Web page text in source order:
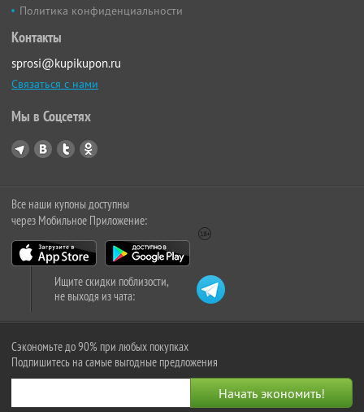
Политика конфиденциальности
Контакты
sprosi@kupikupon.ru
Связаться с нами
Мы в Соцсетях
Все наши купоны доступны
через Мобильное Приложение:
Ищите скидки поблизости,
не выходя из чата:
Сэкономьте до 90% при любых покупках
Подпишитесь на самые выгодные предложения